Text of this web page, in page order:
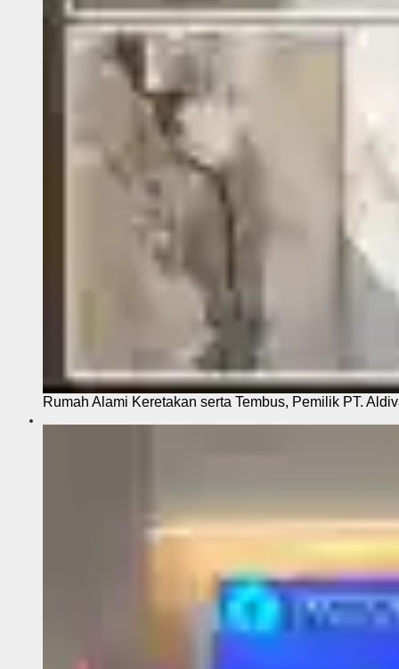
Rumah Alami Keretakan serta Tembus, Pemilik PT.